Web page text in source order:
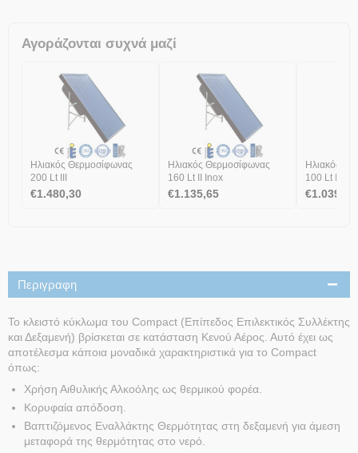
Αγοράζονται συχνά μαζί
Ηλιακός Θερμοσίφωνας
200 Lt ΙΙΙ
€1.480,30
Ηλιακός Θερμοσίφωνας
160 Lt ΙΙ Inox
€1.135,65
Ηλιακός
100 Lt ΙΙΙ
€1.039,60
Περιγραφη
Το κλειστό κύκλωμα του Compact (Επίπεδος Επιλεκτικός Συλλέκτης
και Δεξαμενή) βρίσκεται σε κατάσταση Κενού Αέρος. Αυτό έχει ως
αποτέλεσμα κάποια μοναδικά χαρακτηριστικά για το Compact
όπως:
Χρήση Αιθυλικής Αλκοόλης ως θερμικού φορέα.
Κορυφαία απόδοση.
Βαπτιζόμενος Εναλλάκτης Θερμότητας στη δεξαμενή για άμεση
μεταφορά της θερμότητας στο νερό.